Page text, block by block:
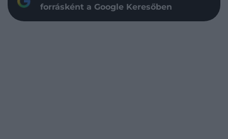
forrásként a Google Keresőben